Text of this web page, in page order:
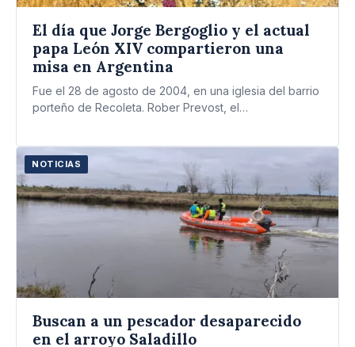
El día que Jorge Bergoglio y el actual
papa León XIV compartieron una
misa en Argentina
Fue el 28 de agosto de 2004, en una iglesia del barrio
porteño de Recoleta. Rober Prevost, el…
NOTICIAS
Buscan a un pescador desaparecido
en el arroyo Saladillo